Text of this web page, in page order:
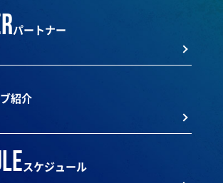
パートナー
紹介
スケジュール